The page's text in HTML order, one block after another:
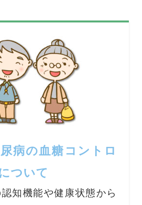
病の血糖コントロ
ついて
知機能や健康状態から